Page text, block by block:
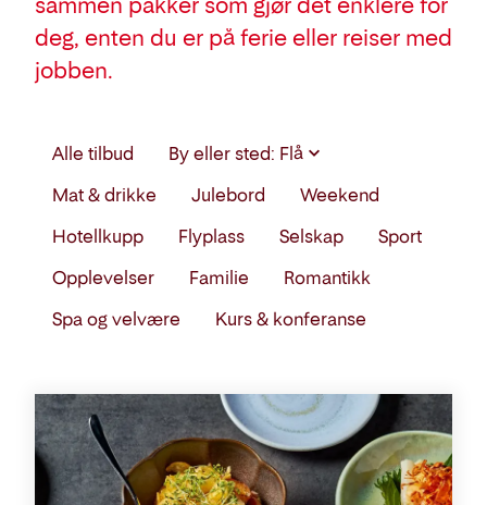
sammen pakker som gjør det enklere for
deg, enten du er på ferie eller reiser med
jobben.
Velg
sted
eller
tema
Alle tilbud
By eller sted: Flå
Mat & drikke
Julebord
Weekend
Hotellkupp
Flyplass Selskap
Sport
Opplevelser
Familie
Romantikk
Spa og velvære
Kurs & konferanse